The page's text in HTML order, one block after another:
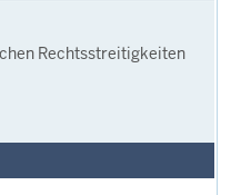
Rechtsstreitigkeiten